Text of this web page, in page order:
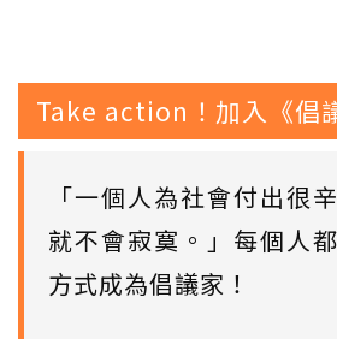
Take action！加入《倡
「一個人為社會付出很
就不會寂寞。」每個人
方式成為倡議家！